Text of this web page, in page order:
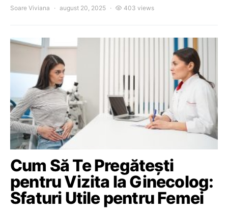
Soare Viviana august 20, 2025 403 views
Cum Să Te Pregătești
pentru Vizita la Ginecolog:
Sfaturi Utile pentru Femei